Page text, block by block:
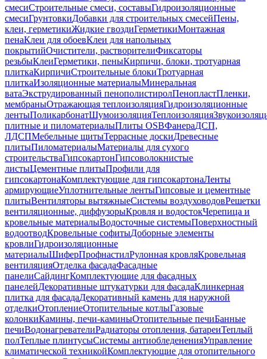
смесиСтроительные смеси, составыГидроизоляционные
смесиГрунтовкиДобавки для строительных смесейПены,
клеи, герметикиЖидкие гвоздиГерметикиМонтажная
пенаКлеи для обоевКлеи для напольных
покрытийОчистители, растворителиФиксаторы
резьбыКлеиГерметики, пеныКирпичи, блоки, тротуарная
плиткаКирпичиСтроительные блокиТротуарная
плиткаИзоляционные материалыМинеральная
ватаЭкструдированный пенополистиролПенопластПленки,
мембраныОтражающая теплоизоляцияГидроизоляционные
лентыПоликарбонатШумоизоляцияТеплоизоляция
плитные и пиломатериалыПлиты OSBФанераДСП,
ЛДСПМебельные щитыТеррасные доскиДревесные
плитыПиломатериалыМатериалы для сухого
строительстваГипсокартонГипсоволокнистые
листыЦементные плитыПрофили для
гипсокартонаКомплектующие для гипсокартонаЛенты
армирующиеУплотнительные лентыГипсовые и цементные
плитыВентиляторы вытяжныеСистемы воздуховодовРешетки
вентиляционные, диффузорыКровля и водостокЧерепица и
кровельные материалыВодосточные системыПоверхностный
водоотводКровельные софитыДоборные элементы
кровлиГидроизоляционные
материалыШиферПрофнастилРулонная кровляКровельная
вентиляцияОтделка фасадаФасадные
панелиСайдингКомплектующие для фасадных
панелейДекоративные штукатурки для фасадаКлинкерная
плитка для фасадаДекоративный камень для наружной
отделкиОтоплениеОтопительные котлыГазовые
колонкиКамины, печи-каминыОтопительные печиБанные
печиВодонагревателиРадиаторы отопления, батареиТеплый
полТеплые плинтусыСистемы антиобледененияУправление
климатической техникойКомплектующие для отопительного